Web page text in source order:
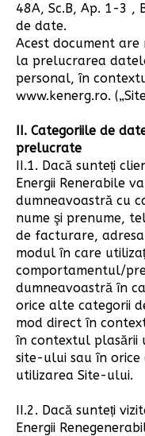
48A, Sc.B, Ap. 1-3
de date.
Acest document
la prelucrarea
personal, în
www.kenerg.ro.
II. Categoriile de
prelucrate
II.1. Dacă sunteți
Energii Renerabile
dumneavoastră cu
nume şi prenume,
de facturare,
modul în care
comportamentul/
dumneavoastră în
orice alte categorii
mod direct în
în contextul plasării
site-ului sau în
utilizarea Site-ului.
II.2. Dacă sunteți
Energii